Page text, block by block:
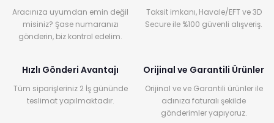
Aracınıza uyumdan emin değil
misiniz? Şase numaranızı
gönderin, biz kontrol edelim.
Taksit imkanı, Havale/EFT ve 3D
Secure ile %100 güvenli alışveriş.
Hızlı Gönderi Avantajı
Tüm siparişleriniz 2 İş gününde
teslimat yapılmaktadır.
Orijinal ve Garantili Ürünler
Orijinal ve ve Garantili ürünler ile
adınıza faturalı şekilde
gönderimler yapıyoruz.